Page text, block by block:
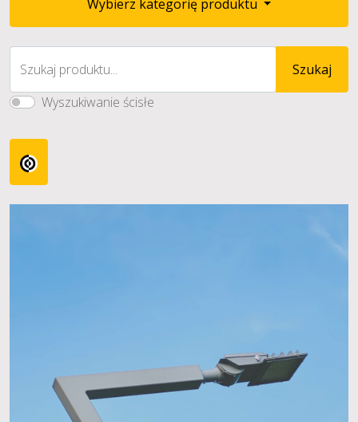
Wybierz kategorię produktu
Szukaj produktu...
Szukaj
Wyszukiwanie ścisłe